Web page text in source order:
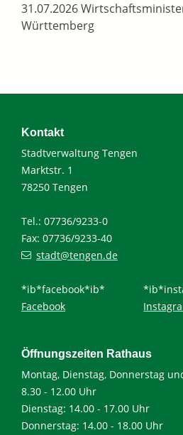
31.07.2026
Württemberg
Kontakt
Stadtverwaltung Tengen
Marktstr. 1
78250 Tengen
Tel.: 07736/9233-0
Fax: 07736/9233-40
stadt@tengen.de
*ib*facebook*ib*
Facebook
Öffnungszeiten Rathaus
Montag, Dienstag, Donnerstag
8.30 - 12.00 Uhr
Dienstag: 14.00 - 17.00 Uhr
Donnerstag: 14.00 - 18.00 Uhr